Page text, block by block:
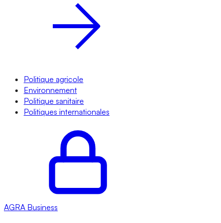
Politique agricole
Environnement
Politique sanitaire
Politiques internationales
AGRA Business